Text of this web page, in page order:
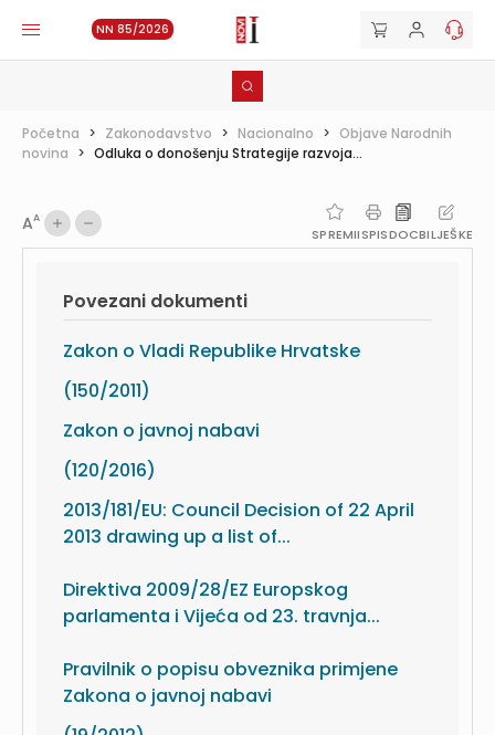
NN 85/2026
Početna > Zakonodavstvo > Nacionalno > Objave Narodnih
novina > Odluka o donošenju Strategije razvoja...
AA
SPREMIISPISDOCBILJEŠKE
Povezani dokumenti
Zakon o Vladi Republike Hrvatske
(150/2011)
Zakon o javnoj nabavi
(120/2016)
2013/181/EU: Council Decision of 22 April
2013 drawing up a list of...
Direktiva 2009/28/EZ Europskog
parlamenta i Vijeća od 23. travnja...
Pravilnik o popisu obveznika primjene
Zakona o javnoj nabavi